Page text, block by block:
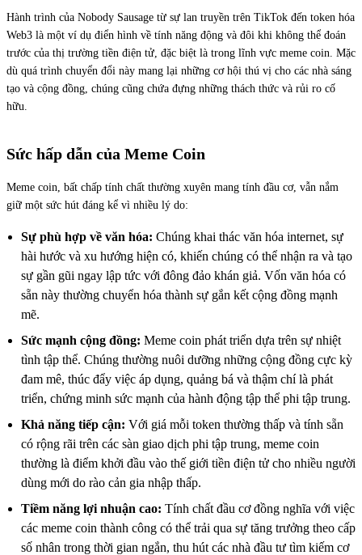
Hành trình của Nobody Sausage từ sự lan truyền trên TikTok đến token hóa
Web3 là một ví dụ điển hình về tính năng động và đôi khi không thể đoán
trước của thị trường tiền điện tử, đặc biệt là trong lĩnh vực meme coin. Mặc
dù quá trình chuyển đổi này mang lại những cơ hội thú vị cho các nhà sáng
tạo và cộng đồng, chúng cũng chứa đựng những thách thức và rủi ro cố
hữu.
Sức hấp dẫn của Meme Coin
Meme coin, bất chấp tính chất thường xuyên mang tính đầu cơ, vẫn nắm
giữ một sức hút đáng kể vì nhiều lý do:
Sự phù hợp về văn hóa: Chúng khai thác văn hóa internet, sự
hài hước và xu hướng hiện có, khiến chúng có thể nhận ra và tạo
sự gần gũi ngay lập tức với đông đảo khán giả. Vốn văn hóa có
sẵn này thường chuyển hóa thành sự gắn kết cộng đồng mạnh
mẽ.
Sức mạnh cộng đồng: Meme coin phát triển dựa trên sự nhiệt
tình tập thể. Chúng thường nuôi dưỡng những cộng đồng cực kỳ
đam mê, thúc đẩy việc áp dụng, quảng bá và thậm chí là phát
triển, chứng minh sức mạnh của hành động tập thể phi tập trung.
Khả năng tiếp cận: Với giá mỗi token thường thấp và tính sẵn
có rộng rãi trên các sàn giao dịch phi tập trung, meme coin
thường là điểm khởi đầu vào thế giới tiền điện tử cho nhiều người
dùng mới do rào cản gia nhập thấp.
Tiềm năng lợi nhuận cao: Tính chất đầu cơ đồng nghĩa với việc
các meme coin thành công có thể trải qua sự tăng trưởng theo cấp
số nhân trong thời gian ngắn, thu hút các nhà đầu tư tìm kiếm cơ